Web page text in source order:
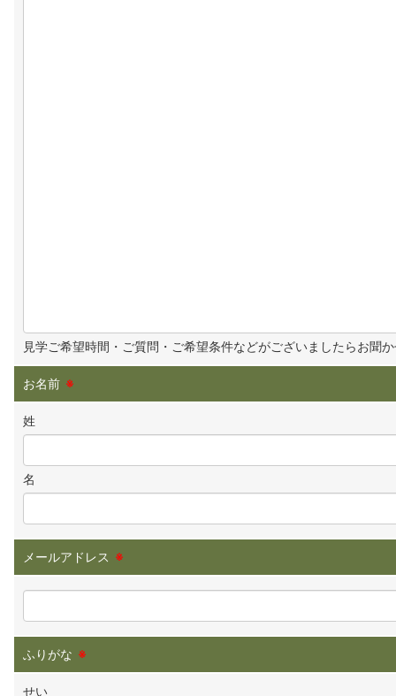
見学ご希望時間・ご質問・ご希望条件などがございましたらお聞
お名前 ※
姓
名
メールアドレス ※
ふりがな ※
せい